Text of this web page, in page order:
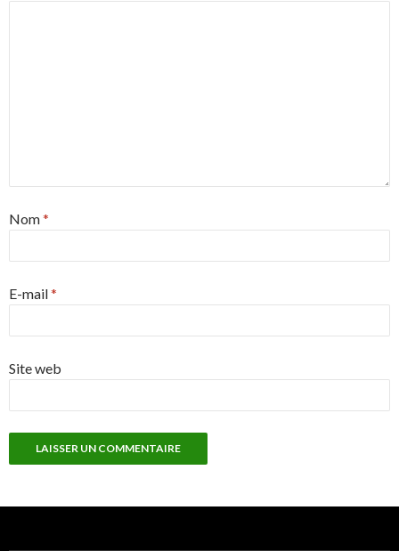
Nom*
E-mail*
Site web